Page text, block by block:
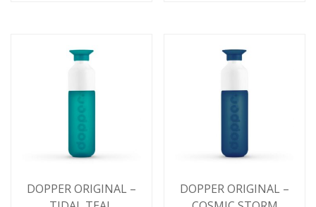
DOPPER ORIGINAL –
DOPPER ORIGINAL –